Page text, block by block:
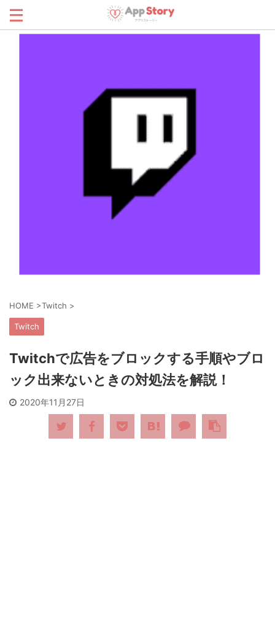
HOME >Twitch >
Twitch
Twitchで広告をブロックする手順やブロ
ック出来ないときの対処法を解説！
2020年11月27日